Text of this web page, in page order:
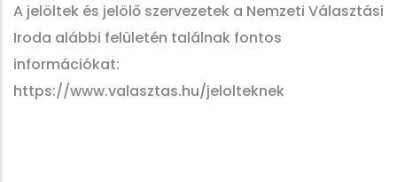
A jelöltek és jelölő szervezetek a Nemzeti Választási
Iroda alábbi felületén találnak fontos
információkat:
https://www.valasztas.hu/jelolteknek